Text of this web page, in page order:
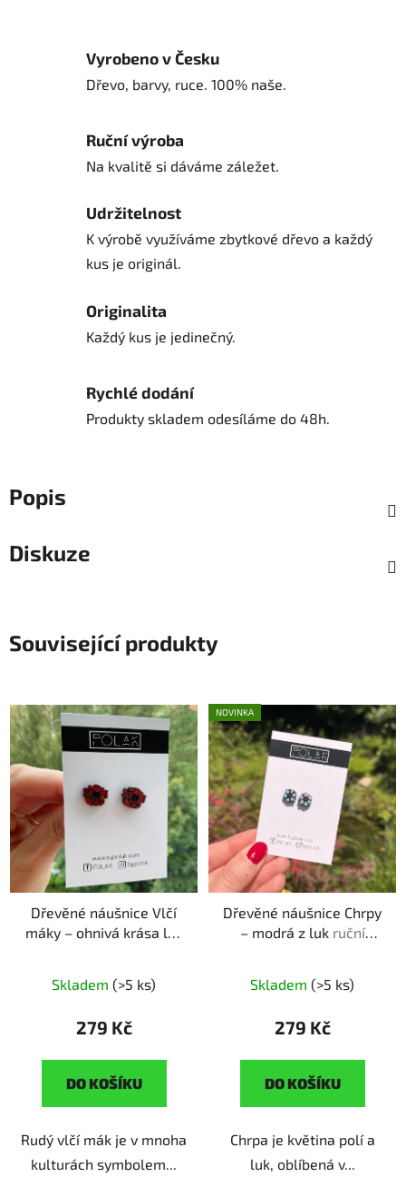
Vyrobeno v Česku
Dřevo, barvy, ruce. 100% naše.
Ruční výroba
Na kvalitě si dáváme záležet.
Udržitelnost
K výrobě využíváme zbytkové dřevo a každý
kus je originál.
Originalita
Každý kus je jedinečný.
Rychlé dodání
Produkty skladem odesíláme do 48h.
Popis
Diskuze
Související produkty
Dřevěné náušnice Vlčí
máky – ohnivá krása luk
květin
Skladem (>5 ks)
279 Kč
DO KOŠÍKU
Rudý vlčí mák je v mnoha
kulturách symbolem...
NOVINKA
Dřevěné náušnice Chrpy
– modrá z luk ruční
Skladem (>5 ks)
279 Kč
DO KOŠÍKU
Chrpa je květina polí a
luk, oblíbená v...